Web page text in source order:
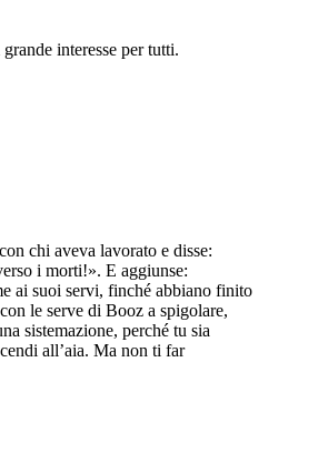
interesse per tutti.
chi aveva lavorato e disse:
i morti!». E aggiunse:
ai suoi servi, finché abbiano finito
le serve di Booz a spigolare,
sistemazione, perché tu sia
all’aia. Ma non ti far